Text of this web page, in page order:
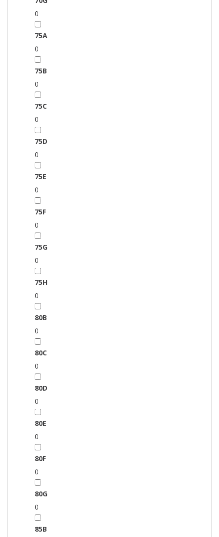
0
75A
0
75B
0
75C
0
75D
0
75E
0
75F
0
75G
0
75H
0
80B
0
80C
0
80D
0
80E
0
80F
0
80G
0
85B